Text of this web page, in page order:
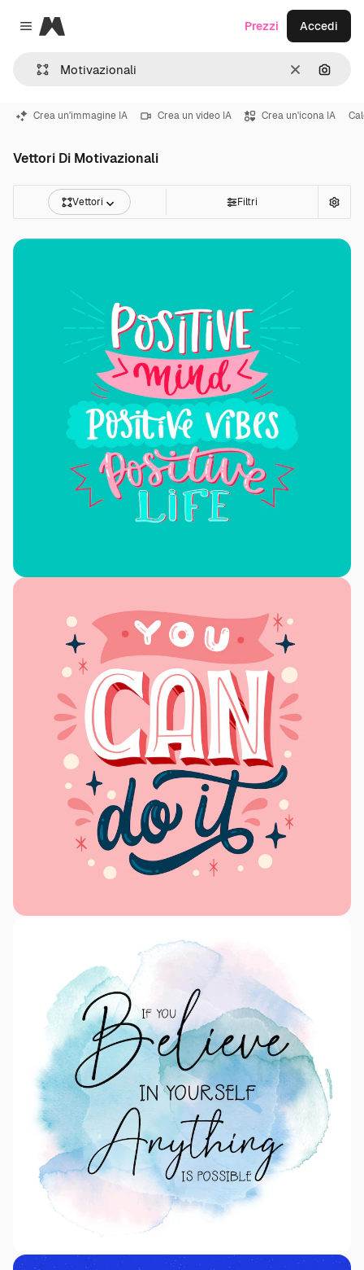
Close menu
Magnific
CancellaCerca
Prezzi Accedi
Crea un'immagine IA Crea un video IA Crea un'icona IA
Vettori Di Motivazionali
Vettori Filtri